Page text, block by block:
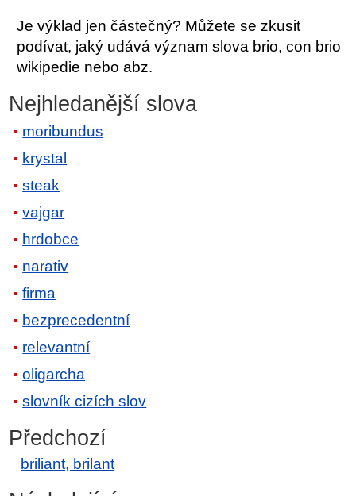
Je výklad jen částečný? Můžete se zkusit
podívat, jaký udává význam slova brio, con brio
wikipedie nebo abz.
Nejhledanější slova
moribundus
krystal
steak
vajgar
hrdobce
narativ
firma
bezprecedentní
relevantní
oligarcha
slovník cizích slov
Předchozí
briliant, brilant